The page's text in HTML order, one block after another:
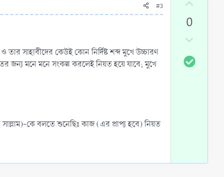
#3
সাহাবীদের কেউই কোন নির্দিষ্ট শব্দ মুখে উচ্চারণ
জন্য মনে মনে সংকল্প করলেই নিয়ত হয়ে যাবে; মুখে
কে বলতে শুনেছিঃ কাজ (এর প্রাপ্য হবে) নিয়ত
0
S
o